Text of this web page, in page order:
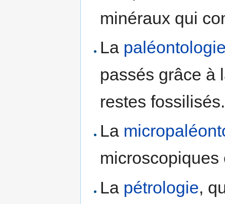
minéraux qui
La
passés grâce à
restes fossilisés.
La
La pétrologie,